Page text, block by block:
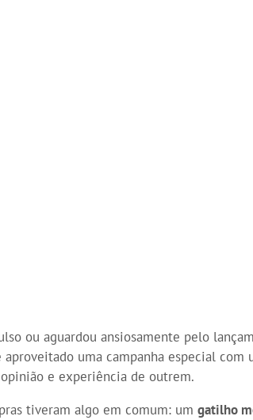
ou aguardou ansiosamente pelo
uma campanha especial com
e experiência de outrem.
tiveram algo em comum: um gatilho